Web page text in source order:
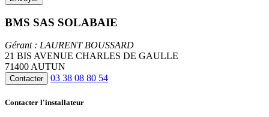
BMS SAS SOLABAIE
Gérant : LAURENT BOUSSARD
21 BIS AVENUE CHARLES DE GAULLE
71400 AUTUN
Contacter 03 38 08 80 54
Contacter l'installateur